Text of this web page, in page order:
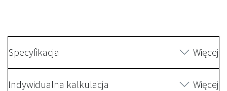
Specyfikacja Więcej
Indywidualna kalkulacja Więcej